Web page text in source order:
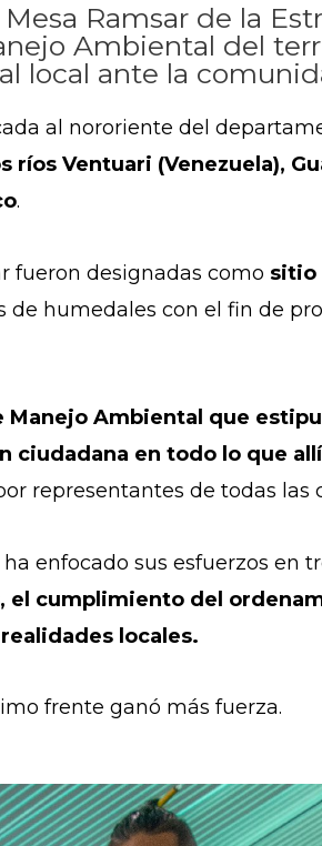
Ramsar de la
Ambiental del
local ante la
al nororiente del
ríos Ventuari (Venezuela),
.
fueron designadas como sitio
humedales con el fin de
Manejo Ambiental que
ciudadana en todo lo que
representantes de todas las
enfocado sus esfuerzos en
cumplimiento del
locales.
frente ganó más fuerza.